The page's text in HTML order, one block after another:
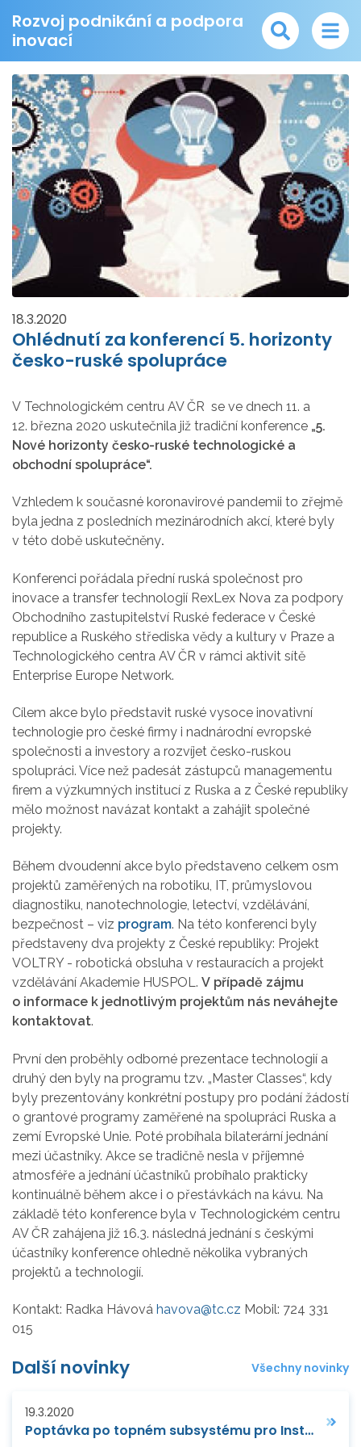
Rozvoj podnikání a podpora
inovací
18.3.2020
Ohlédnutí za konferencí 5. horizonty
česko-ruské spolupráce
V Technologickém centru AV ČR se ve dnech 11. a
12. března 2020 uskutečnila již tradiční konference „5.
Nové horizonty česko-ruské technologické a
obchodní spolupráce“.
Vzhledem k současné koronavirové pandemii to zřejmě
byla jedna z posledních mezinárodních akcí, které byly
v této době uskutečněny.
Konferenci pořádala přední ruská společnost pro
inovace a transfer technologií RexLex Nova za podpory
Obchodního zastupitelství Ruské federace v České
republice a Ruského střediska vědy a kultury v Praze a
Technologického centra AV ČR v rámci aktivit sítě
Enterprise Europe Network.
Cílem akce bylo představit ruské vysoce inovativní
technologie pro české firmy i nadnárodní evropské
společnosti a investory a rozvíjet česko-ruskou
spolupráci. Více než padesát zástupců managementu
firem a výzkumných institucí z Ruska a z České republiky
mělo možnost navázat kontakt a zahájit společné
projekty.
Během dvoudenní akce bylo představeno celkem osm
projektů zaměřených na robotiku, IT, průmyslovou
diagnostiku, nanotechnologie, letectví, vzdělávání,
bezpečnost – viz program. Na této konferenci byly
představeny dva projekty z České republiky: Projekt
VOLTRY - robotická obsluha v restauracích a projekt
vzdělávání Akademie HUSPOL. V případě zájmu
o informace k jednotlivým projektům nás neváhejte
kontaktovat.
První den proběhly odborné prezentace technologií a
druhý den byly na programu tzv. „Master Classes“, kdy
byly prezentovány konkrétní postupy pro podání žádostí
o grantové programy zaměřené na spolupráci Ruska a
zemí Evropské Unie. Poté probíhala bilaterární jednání
mezi účastníky. Akce se tradičně nesla v příjemné
atmosféře a jednání účastníků probíhalo prakticky
kontinuálně během akce i o přestávkách na kávu. Na
základě této konference byla v Technologickém centru
AV ČR zahájena již 16.3. následná jednání s českými
účastníky konference ohledně několika vybraných
projektů a technologií.
Kontakt: Radka Hávová havova@tc.cz Mobil: 724 331
015
Další novinky Všechny novinky
19.3.2020
Poptávka po topném subsystému pro Institut Laue Langevin (ILL) v Grenoblu